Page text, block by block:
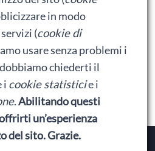
in modo
(cookie di
usare senza problemi i
chiederti il
i cookie statisticie i
.Abilitando questi
un’esperienza
del sito. Grazie.